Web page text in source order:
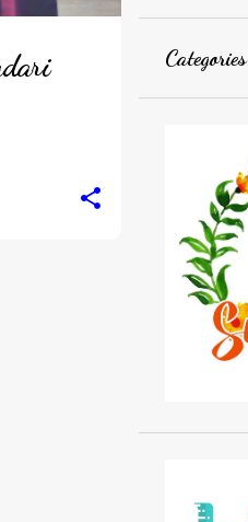
Categories